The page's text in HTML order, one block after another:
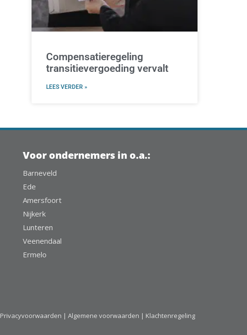
Compensatieregeling
transitievergoeding vervalt
LEES VERDER »
Voor ondernemers in o.a.:
Barneveld
Ede
Amersfoort
Nijkerk
Lunteren
Veenendaal
Ermelo
Privacyvoorwaarden | Algemene voorwaarden | Klachtenregeling